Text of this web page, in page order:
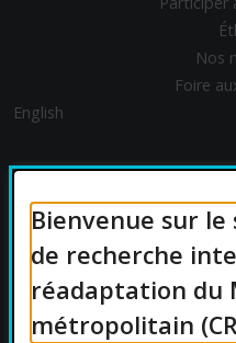
Bienvenue sur
de recherche
réadaptation du
métropolitain
Nos
Foire
English